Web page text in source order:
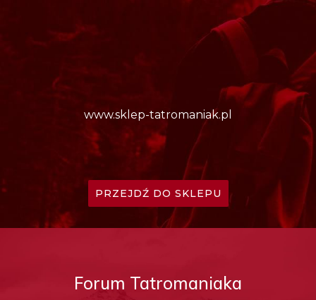
www.sklep-tatromaniak.pl
PRZEJDŹ DO SKLEPU
Forum Tatromaniaka